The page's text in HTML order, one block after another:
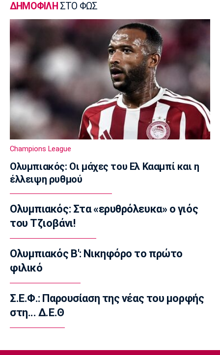
Παίκτης της ΑΕΛ ο Ρισβάνης
15:15
Εθνικές Μπάσκετ
Δεύτερη ήττα της Εθνικής Παίδων στο
Ευρωμπάσκετ Κ16
15:05
Επικαιρότητα
Βρέθηκε σορός σε σπηλιά κοντά στο
εκκλησάκι των Αγίων Ισιδώρων
14:50
Super League 1
Πήρε Νανού ο Ηρακλής
14:40
Super League 1
Ολυμπιακός: Οι Αφρικανοί διατηρούν στο
προσκήνιο τον Σκίρι
14:30
Ποδόσφαιρο - Διεθνή
Ολοκληρώνει τη μεταγραφή του Ντιομαντέ
η Νότιγχαμ
14:20
Παναθηναϊκός: Σε φουλ ρυθμούς ο Λιβάι
14:10
Super League 1
ΔΗΜΟΦΙΛΗ ΣΤΟ ΦΩΣ
Champions League
Ολυμπιακός: Οι μάχες του Ελ Κααμπί και η
έλλειψη ρυθμού
Ολυμπιακός: Στα «ερυθρόλευκα» ο γιός
του Τζιοβάνι!
Ολυμπιακός Β': Νικηφόρο το πρώτο
φιλικό
Σ.Ε.Φ.: Παρουσίαση της νέας του μορφής
στη... Δ.Ε.Θ